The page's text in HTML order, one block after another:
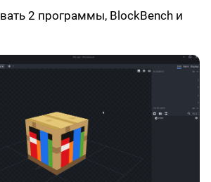
2 программы, BlockBench и